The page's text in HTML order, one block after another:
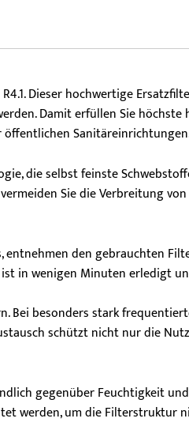
Dieser hochwertige
Damit erfüllen Sie
öffentlichen
die selbst feinste
Sie die Verbreitung
den gebrauchten
in wenigen Minuten erledigt
Bei besonders stark
schützt nicht nur die
gegenüber Feuchtigkeit
werden, um die Filterstruktur